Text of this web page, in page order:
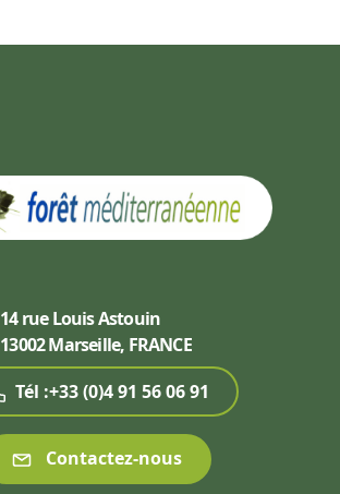
14 rue Louis Astouin
13002 Marseille, FRANCE
Tél :+33 (0)4 91 56 06 91
Contactez-nous